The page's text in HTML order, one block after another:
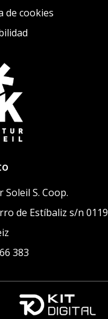
de cookies
Soleil S. Coop.
de Estíbaliz s/n
383